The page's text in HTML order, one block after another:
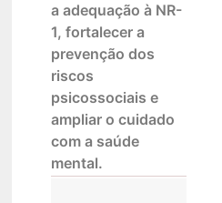
a adequação à NR-
1, fortalecer a
prevenção dos
riscos
psicossociais e
ampliar o cuidado
com a saúde
mental.